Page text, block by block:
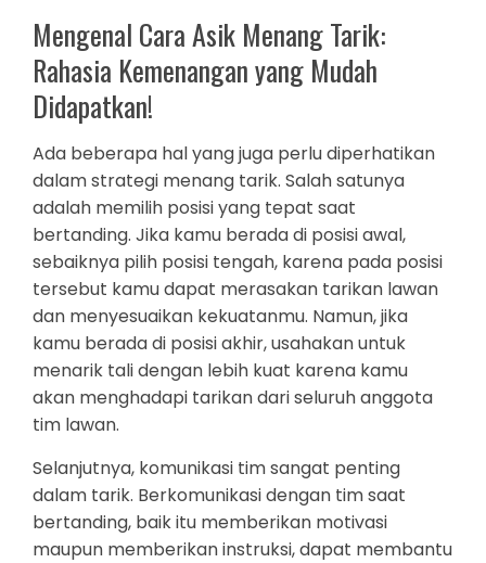
Mengenal Cara Asik Menang Tarik:
Rahasia Kemenangan yang Mudah
Didapatkan!
Ada beberapa hal yang juga perlu diperhatikan
dalam strategi menang tarik. Salah satunya
adalah memilih posisi yang tepat saat
bertanding. Jika kamu berada di posisi awal,
sebaiknya pilih posisi tengah, karena pada posisi
tersebut kamu dapat merasakan tarikan lawan
dan menyesuaikan kekuatanmu. Namun, jika
kamu berada di posisi akhir, usahakan untuk
menarik tali dengan lebih kuat karena kamu
akan menghadapi tarikan dari seluruh anggota
tim lawan.
Selanjutnya, komunikasi tim sangat penting
dalam tarik. Berkomunikasi dengan tim saat
bertanding, baik itu memberikan motivasi
maupun memberikan instruksi, dapat membantu